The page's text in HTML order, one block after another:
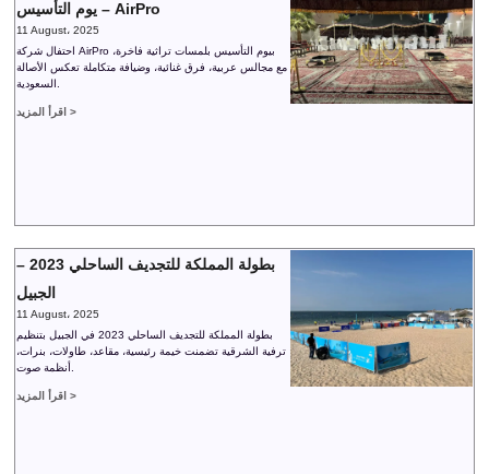
يوم التأسيس – AirPro
11 August، 2025
احتفال شركة AirPro بيوم التأسيس بلمسات تراثية فاخرة،
مع مجالس عربية، فرق غنائية، وضيافة متكاملة تعكس الأصالة
اقرأ المزيد >
بطولة المملكة للتجديف الساحلي 2023 –
الجبيل
11 August، 2025
بطولة المملكة للتجديف الساحلي 2023 في الجبيل بتنظيم
ترفية الشرقية تضمنت خيمة رئيسية، مقاعد، طاولات، بنرات،
أنظمة صوت.
اقرأ المزيد >